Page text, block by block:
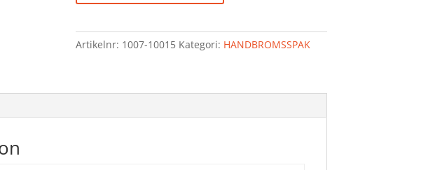
EJ
mängd
Artikelnr: 1007-10015 Kategori: HANDBROMSSPAK